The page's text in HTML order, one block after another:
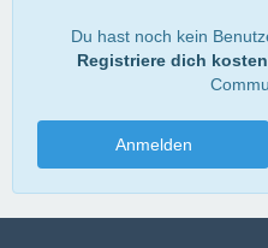
Du hast noch kein
Registriere dich
Anmelden